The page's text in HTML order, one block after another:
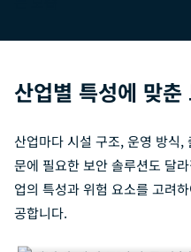
산업별 특성에 맞춘
산업마다 시설 구조, 운영 방식
문에 필요한 보안 솔루션도 달
업의 특성과 위험 요소를 고려
공합니다.